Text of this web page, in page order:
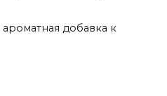
добавка к